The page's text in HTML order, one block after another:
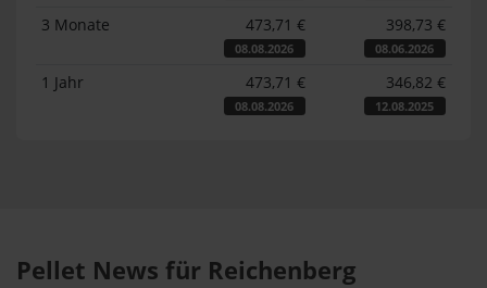
3 Monate 473,71 €
08.08.2026
398,73 €
08.06.2026
1 Jahr 473,71 €
08.08.2026
346,82 €
12.08.2025
Pellet News für Reichenberg